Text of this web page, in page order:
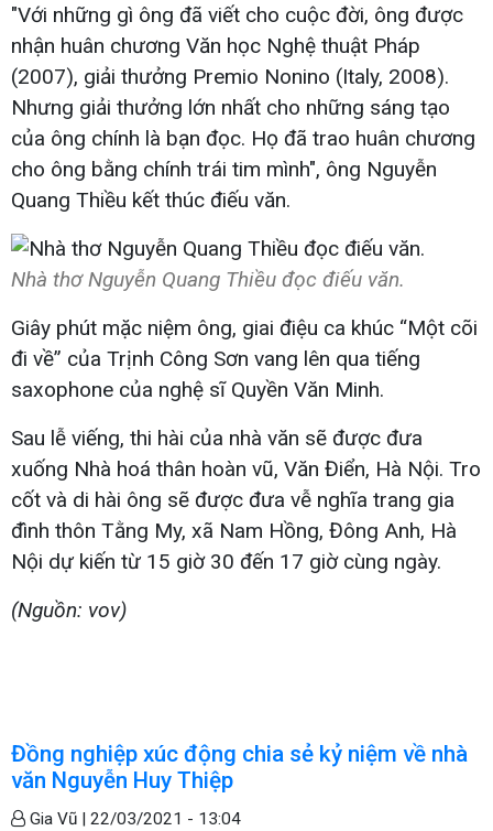
"Với những gì ông đã viết cho cuộc đời, ông được
nhận huân chương Văn học Nghệ thuật Pháp
(2007), giải thưởng Premio Nonino (Italy, 2008).
Nhưng giải thưởng lớn nhất cho những sáng tạo
của ông chính là bạn đọc. Họ đã trao huân chương
cho ông bằng chính trái tim mình", ông Nguyễn
Quang Thiều kết thúc điếu văn.
Nhà thơ Nguyễn Quang Thiều đọc điếu văn.
Giây phút mặc niệm ông, giai điệu ca khúc “Một cõi
đi về” của Trịnh Công Sơn vang lên qua tiếng
saxophone của nghệ sĩ Quyền Văn Minh.
Sau lễ viếng, thi hài của nhà văn sẽ được đưa
xuống Nhà hoá thân hoàn vũ, Văn Điển, Hà Nội. Tro
cốt và di hài ông sẽ được đưa vễ nghĩa trang gia
đình thôn Tằng My, xã Nam Hồng, Đông Anh, Hà
Nội dự kiến từ 15 giờ 30 đến 17 giờ cùng ngày.
(Nguồn: vov)
Đồng nghiệp xúc động chia sẻ kỷ niệm về nhà
văn Nguyễn Huy Thiệp
Gia Vũ | 22/03/2021 - 13:04